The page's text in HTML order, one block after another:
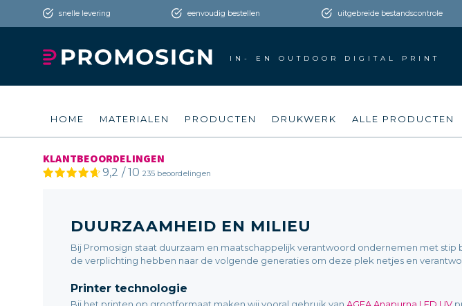
snelle levering eenvoudig bestellen uitgebreide bestandscontrole
IN- EN OUTDOOR DIGITAL PRINT
HOME MATERIALEN PRODUCTEN DRUKWERK ALLE PRODUCTEN
KLANTBEOORDELINGEN
9,2 /10 235 beoordelingen
DUURZAAMHEID EN MILIEU
Bij Promosign staat duurzaam en maatschappelijk verantwoord ondernemen met stip
de verplichting hebben naar de volgende generaties om deze plek netjes en
Printer technologie